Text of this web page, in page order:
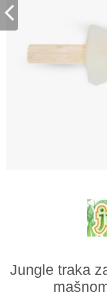
Hranilice, flašice i cucle
Monitori, Ogradice i
Posteljine, vrećice i
Jungle traka